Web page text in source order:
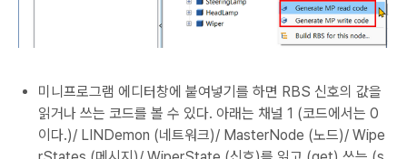
미니프로그램 에디터창에 붙여넣기를 하면 RBS 신호의 값을
읽거나 쓰는 코드를 볼 수 있다. 아래는 채널 1 (코드에서는 0
이다.)/ LINDemon (네트워크)/ MasterNode (노드)/ Wipe